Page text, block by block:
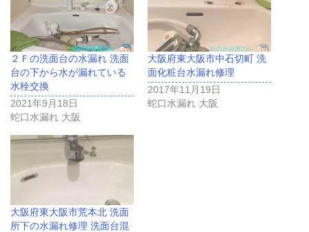
２Ｆの洗面台の水漏れ 洗面
台の下から水が漏れている
水栓交換
2021年9月18日
蛇口水漏れ 大阪
大阪府東大阪市中石切町 洗
面化粧台水漏れ修理
2017年11月19日
蛇口水漏れ 大阪
大阪府東大阪市荒本北 洗面
所下の水漏れ修理 洗面台混